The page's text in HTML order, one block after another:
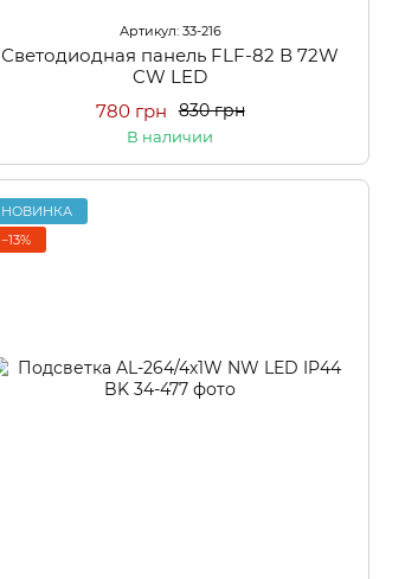
Артикул: 33-216
Светодиодная панель FLF-82 В 72W
CW LED
830 грн
780 грн
В наличии
НОВИНКА
−13%